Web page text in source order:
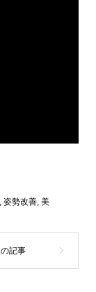
姿勢改善, 美